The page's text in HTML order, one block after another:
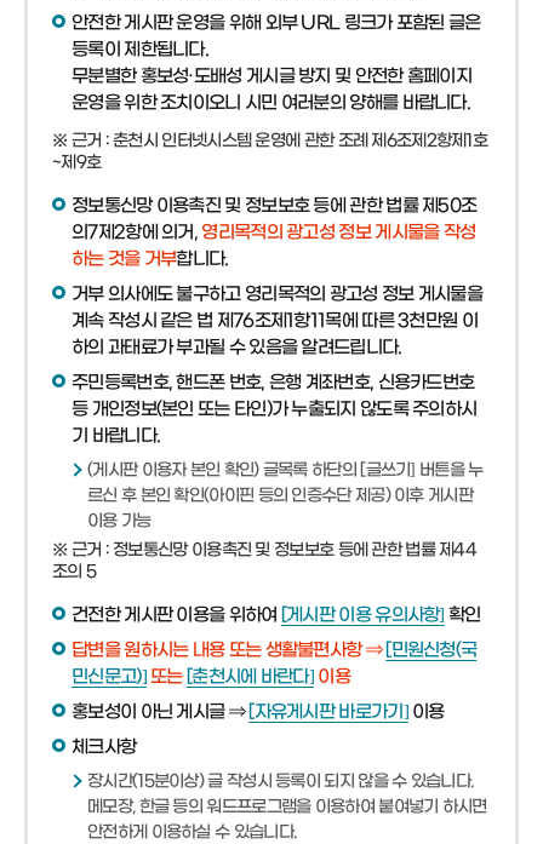
안전한 게시판 운영을 위해 외부 URL 링크가 포함된 글은
등록이 제한됩니다.
무분별한 홍보성·도배성 게시글 방지 및 안전한 홈페이지
운영을 위한 조치이오니 시민 여러분의 양해를 바랍니다.
※ 근거 : 춘천시 인터넷시스템 운영에 관한 조례 제6조제2항제1호
~제9호
정보통신망 이용촉진 및 정보보호 등에 관한 법률 제50조
의7제2항에 의거, 영리목적의 광고성 정보 게시물을 작성
하는 것을 거부합니다.
거부 의사에도 불구하고 영리목적의 광고성 정보 게시물을
계속 작성시 같은 법 제76조제1항11목에 따른 3천만원 이
하의 과태료가 부과될 수 있음을 알려드립니다.
주민등록번호, 핸드폰 번호, 은행 계좌번호, 신용카드번호
등 개인정보(본인 또는 타인)가 누출되지 않도록 주의하시
기 바랍니다.
(게시판 이용자 본인 확인) 글목록 하단의 [글쓰기] 버튼을 누
르신 후 본인 확인(아이핀 등의 인증수단 제공) 이후 게시판
이용 가능
※ 근거 : 정보통신망 이용촉진 및 정보보호 등에 관한 법률 제44
조의 5
건전한 게시판 이용을 위하여 [게시판 이용 유의사항] 확인
답변을 원하시는 내용 또는 생활불편사항 ⇒ [민원신청(국
민신문고)]또는 [춘천시에 바란다] 이용
홍보성이 아닌 게시글 ⇒ [자유게시판 바로가기]이용
체크사항
장시간(15분이상) 글 작성시 등록이 되지 않을 수 있습니다.
메모장, 한글 등의 워드프로그램을 이용하여 붙여넣기 하시면
안전하게 이용하실 수 있습니다.